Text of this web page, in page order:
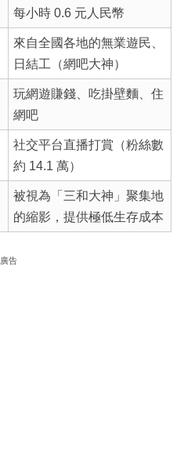
每小時 0.6 元人民幣
來自全國各地的無業遊民、
日結工（網吧大神）
玩網遊賺錢、吃掛壁麵、住
網吧
社交平台直播打賞（粉絲數
約 14.1 萬）
被視為「三和大神」聚集地
的縮影，提供極低生存成本
廣告